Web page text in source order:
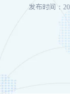
发布时间：